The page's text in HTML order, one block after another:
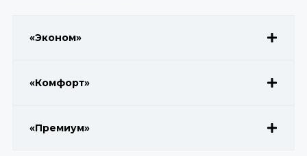
«Эконом»
«Комфорт»
«Премиум»